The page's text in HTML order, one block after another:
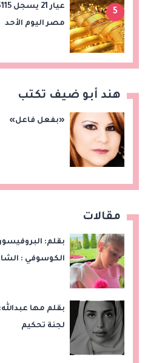
5
مصر اليوم الأحد
هند أبو ضيف تكتب
«بفعل فاعل»
مقالات
بقلم:
الكوسوفي :
بقلم مها
لجنة تحكيم